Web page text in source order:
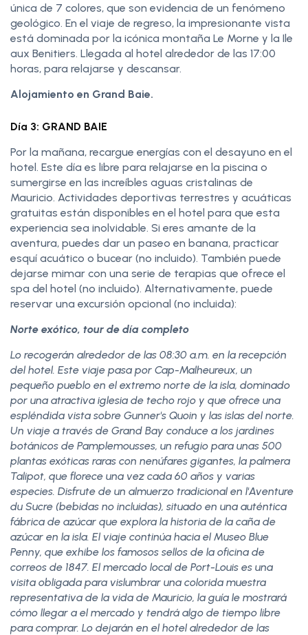
única de 7 colores, que son evidencia de un fenómeno
geológico. En el viaje de regreso, la impresionante vista
está dominada por la icónica montaña Le Morne y la Ile
aux Benitiers. Llegada al hotel alrededor de las 17:00
horas, para relajarse y descansar.
Alojamiento en Grand Baie.
Día 3: GRAND BAIE
Por la mañana, recargue energías con el desayuno en el
hotel. Este día es libre para relajarse en la piscina o
sumergirse en las increíbles aguas cristalinas de
Mauricio. Actividades deportivas terrestres y acuáticas
gratuitas están disponibles en el hotel para que esta
experiencia sea inolvidable. Si eres amante de la
aventura, puedes dar un paseo en banana, practicar
esquí acuático o bucear (no incluido). También puede
dejarse mimar con una serie de terapias que ofrece el
spa del hotel (no incluido). Alternativamente, puede
reservar una excursión opcional (no incluida):
Norte exótico, tour de día completo
Lo recogerán alrededor de las 08:30 a.m. en la recepción
del hotel. Este viaje pasa por Cap-Malheureux, un
pequeño pueblo en el extremo norte de la isla, dominado
por una atractiva iglesia de techo rojo y que ofrece una
espléndida vista sobre Gunner's Quoin y las islas del norte.
Un viaje a través de Grand Bay conduce a los jardines
botánicos de Pamplemousses, un refugio para unas 500
plantas exóticas raras con nenúfares gigantes, la palmera
Talipot, que florece una vez cada 60 años y varias
especies. Disfrute de un almuerzo tradicional en l'Aventure
du Sucre (bebidas no incluidas), situado en una auténtica
fábrica de azúcar que explora la historia de la caña de
azúcar en la isla. El viaje continúa hacia el Museo Blue
Penny, que exhibe los famosos sellos de la oficina de
correos de 1847. El mercado local de Port-Louis es una
visita obligada para vislumbrar una colorida muestra
representativa de la vida de Mauricio, la guía le mostrará
cómo llegar a el mercado y tendrá algo de tiempo libre
para comprar. Lo dejarán en el hotel alrededor de las